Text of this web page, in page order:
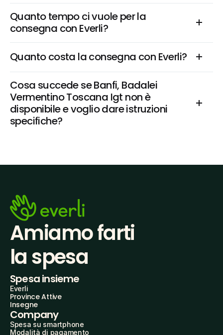
Quanto tempo ci vuole per la
consegna con Everli?
Quanto costa la consegna con Everli?
Cosa succede se Banfi, Badalei
Vermentino Toscana Igt non è
disponibile e voglio dare istruzioni
specifiche?
Amiamo farti
la spesa
Spesa insieme
Everli
Province Attive
Insegne
Company
Spesa su smartphone
Modalità di pagamento